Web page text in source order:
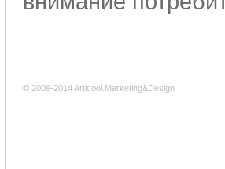
© 2009-2014 Articool.Marketing&Design